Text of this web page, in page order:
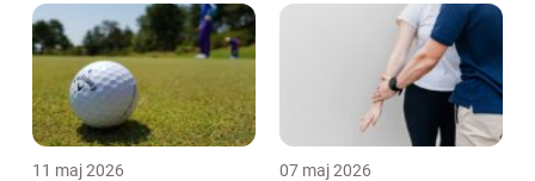
11 maj 2026 07 maj 2026